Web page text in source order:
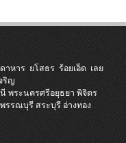
าหาร ยโสธร ร้อยเอ็ด เลย
ริญ
พระนครศรีอยุธยา พิจิตร
รรณบุรี สระบุรี อ่างทอง